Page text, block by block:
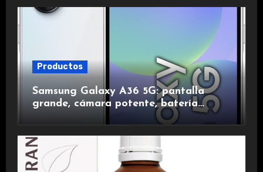
Productos
Samsung Galaxy A36 5G: pantalla
grande, cámara potente, batería
duradera y carga rápida para una
experiencia premium.